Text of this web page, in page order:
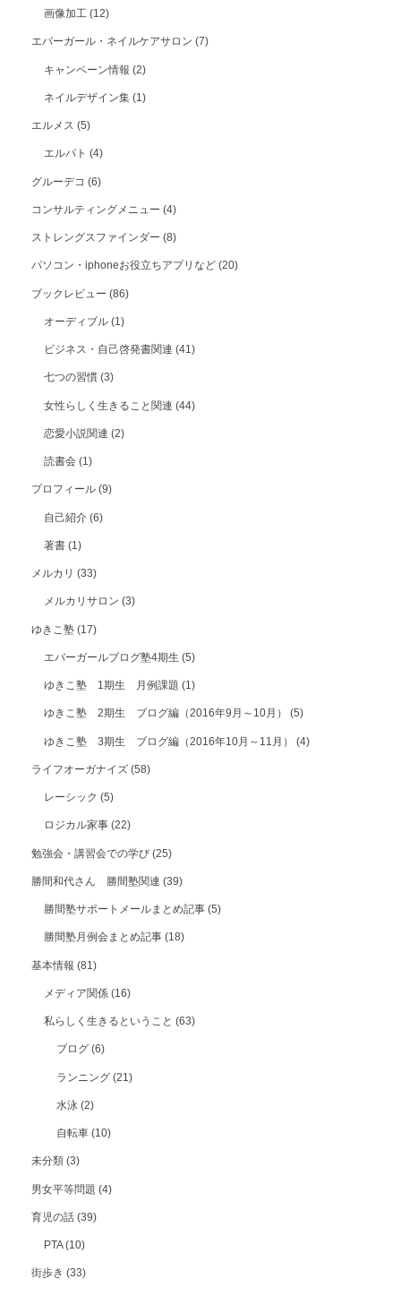
画像加工(12)
エバーガール・ネイルケアサロン(7)
キャンペーン情報(2)
ネイルデザイン集(1)
エルメス(5)
エルパト(4)
グルーデコ(6)
コンサルティングメニュー(4)
ストレングスファインダー(8)
パソコン・iphoneお役立ちアプリなど(20)
ブックレビュー(86)
オーディブル(1)
ビジネス・自己啓発書関連(41)
七つの習慣(3)
女性らしく生きること関連(44)
恋愛小説関連(2)
読書会(1)
プロフィール(9)
自己紹介(6)
著書(1)
メルカリ(33)
メルカリサロン(3)
ゆきこ塾(17)
エバーガールブログ塾4期生(5)
ゆきこ塾 1期生 月例課題(1)
ゆきこ塾 2期生 ブログ編（2016年9月～10月）(5)
ゆきこ塾 3期生 ブログ編（2016年10月～11月）(4)
ライフオーガナイズ(58)
レーシック(5)
ロジカル家事(22)
勉強会・講習会での学び(25)
勝間和代さん 勝間塾関連(39)
勝間塾サポートメールまとめ記事(5)
勝間塾月例会まとめ記事(18)
基本情報(81)
メディア関係(16)
私らしく生きるということ(63)
ブログ(6)
ランニング(21)
水泳(2)
自転車(10)
未分類(3)
男女平等問題(4)
育児の話(39)
PTA(10)
街歩き(33)